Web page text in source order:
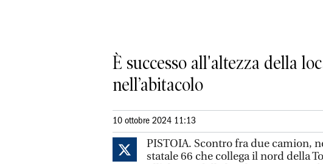
È successo all'altezza della
nell’abitacolo
10 ottobre 2024 11:13
PISTOIA. Scontro fra due camion,
statale 66 che collega il nord della